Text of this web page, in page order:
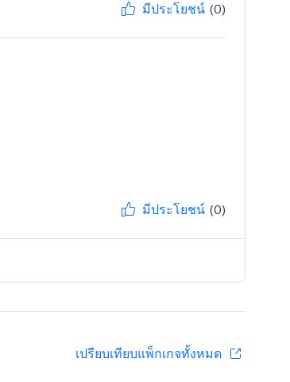
มีประโยชน์ (0)
มีประโยชน์ (0)
เปรียบเทียบแพ็กเกจทั้งหมด